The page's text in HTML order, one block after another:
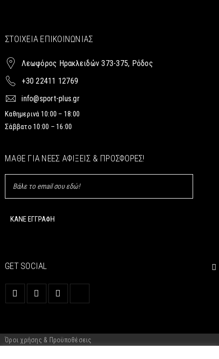
ΣΤΟΙΧΕΊΑ ΕΠΙΚΟΙΝΩΝΊΑΣ
Λεωφόρος Ηρακλειδών 373-375, Ρόδος
+30 22411 12769
info@sport-plus.gr
Καθημερινά 10:00 – 18:00
Σάββατο 10:00 – 16:00
ΜΆΘΕ ΓΙΑ ΝΈΕΣ ΑΦΊΞΕΙΣ & ΠΡΟΣΦΟΡΈΣ!
GET SOCIAL
Όροι χρήσης & Προϋποθέσεις